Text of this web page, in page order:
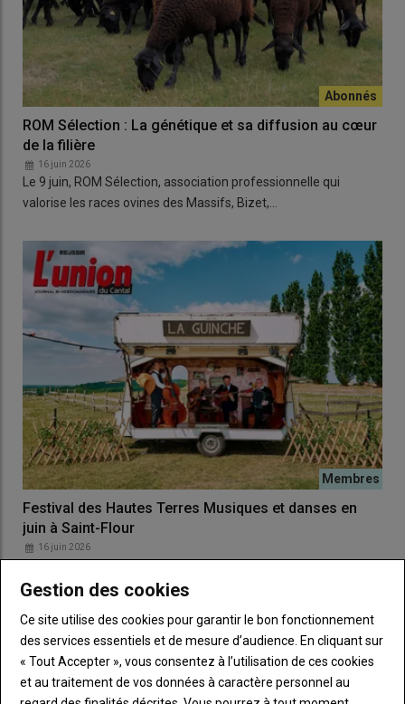
ROM Sélection : La génétique et sa diffusion au cœur
de la filière
16 juin 2026
Le 9 juin, ROM Sélection, association professionnelle qui
valorise les races ovines des Massifs, Bizet,…
Festival des Hautes Terres Musiques et danses en
juin à Saint-Flour
16 juin 2026
Les 26, 27 et 28 juin, Saint-Flour vibrera des sons
internationaux du trad’ à l’occasion du festival des…
Gestion des cookies
Ce site utilise des cookies pour garantir le bon fonctionnement
des services essentiels et de mesure d’audience. En cliquant sur
« Tout Accepter », vous consentez à l’utilisation de ces cookies
et au traitement de vos données à caractère personnel au